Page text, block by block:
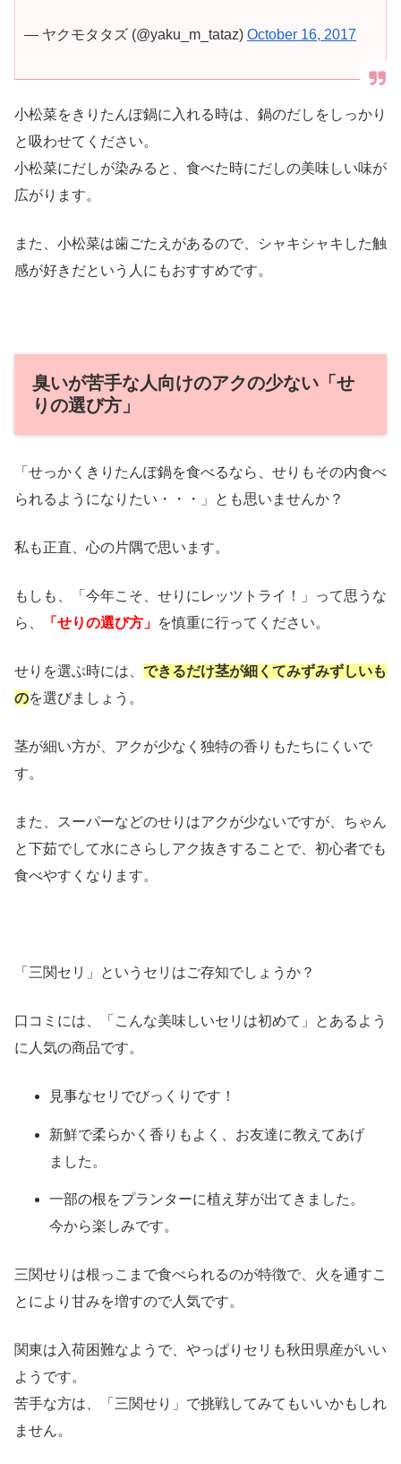
— ヤクモタタズ (@yaku_m_tataz) October 16, 2017
小松菜をきりたんぽ鍋に入れる時は、鍋のだしをしっかり
と吸わせてください。
小松菜にだしが染みると、食べた時にだしの美味しい味が
広がります。
また、小松菜は歯ごたえがあるので、シャキシャキした触
感が好きだという人にもおすすめです。
臭いが苦手な人向けのアクの少ない「せ
りの選び方」
「せっかくきりたんぽ鍋を食べるなら、せりもその内食べ
られるようになりたい・・・」とも思いませんか？
私も正直、心の片隅で思います。
もしも、「今年こそ、せりにレッツトライ！」って思うな
ら、
「 せりの選び方」 を慎重に行ってください。
せりを選ぶ時には、 できるだけ茎が細くてみずみずしいも
のを選びましょう。
茎が細い方が、アクが少なく独特の香りもたちにくいで
す。
また、スーパーなどのせりはアクが少ないですが、ちゃん
と下茹でして水にさらしアク抜きすることで、初心者でも
食べやすくなります。
「三関セリ」というセリはご存知でしょうか？
口コミには、「こんな美味しいセリは初めて」とあるよう
に人気の商品です。
見事なセリでびっくりです！
新鮮で柔らかく香りもよく、お友達に教えてあげ
ました。
一部の根をプランターに植え芽が出てきました。
今から楽しみです。
三関せりは根っこまで食べられるのが特徴で、火を通すこ
とにより甘みを増すので人気です。
関東は入荷困難なようで、やっぱりセリも秋田県産がいい
ようです。
苦手な方は、「三関せり」で挑戦してみてもいいかもしれ
ません。